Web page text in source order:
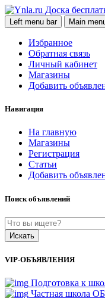
Доска
Left menu bar Main
Избранное
Обратная связь
Личный кабинет
Магазины
Добавить
Навигация
На главную
Магазины
Регистрация
Статьи
Добавить
Поиск объявлений
Искать
VIP-ОБЪЯВЛЕНИЯ
Подготовка к
Частная школа